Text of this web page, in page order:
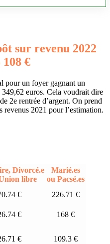
sur revenu 2022
€
pour un foyer gagnant un
euros. Cela voudrait dire
2e rentrée d’argent. On prend
revenus 2021 pour l’estimation.
Divorcé.e
libre
Marié.es
ou Pacsé.es
€
226.71 €
€
168 €
€ 109.3 €